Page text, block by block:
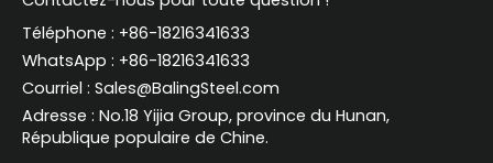
Téléphone : +86-18216341633
WhatsApp : +86-18216341633
Courriel : Sales@BalingSteel.com
Adresse : No.18 Yijia Group, province du Hunan,
République populaire de Chine.